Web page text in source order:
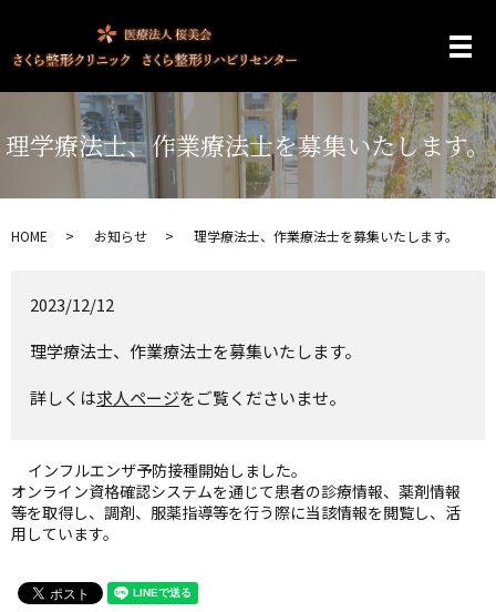
メ
理学療法士、作業療法士を募集いたします。
HOME お知らせ 理学療法士、作業療法士を募集いたします。
2023/12/12
理学療法士、作業療法士を募集いたします。
詳しくは求人ページをご覧くださいませ。
インフルエンザ予防接種開始しました。
オンライン資格確認システムを通じて患者の診療情報、薬剤情報
等を取得し、調剤、服薬指導等を行う際に当該情報を閲覧し、活
用しています。